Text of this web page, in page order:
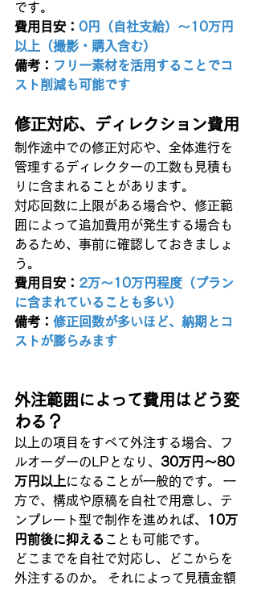
です。
費用目安： 0円（自社支給）〜10万円
以上（撮影・購入含む）
備考： フリー素材を活用することでコ
スト削減も可能です
修正対応、ディレクション費用
制作途中での修正対応や、全体進行を
管理するディレクターの工数も見積も
りに含まれることがあります。
対応回数に上限がある場合や、修正範
囲によって追加費用が発生する場合も
あるため、事前に確認しておきましょ
う。
費用目安： 2万〜10万円程度（プラン
に含まれていることも多い）
備考： 修正回数が多いほど、納期とコ
ストが膨らみます
外注範囲によって費用はどう変
わる？
以上の項目をすべて外注する場合、フ
ルオーダーのLPとなり、 30万円〜80
万円以上になることが一般的です。 一
方で、構成や原稿を自社で用意し、テ
ンプレート型で制作を進めれば、
10万
円前後に抑える ことも可能です。
どこまでを自社で対応し、どこからを
外注するのか。 それによって見積金額